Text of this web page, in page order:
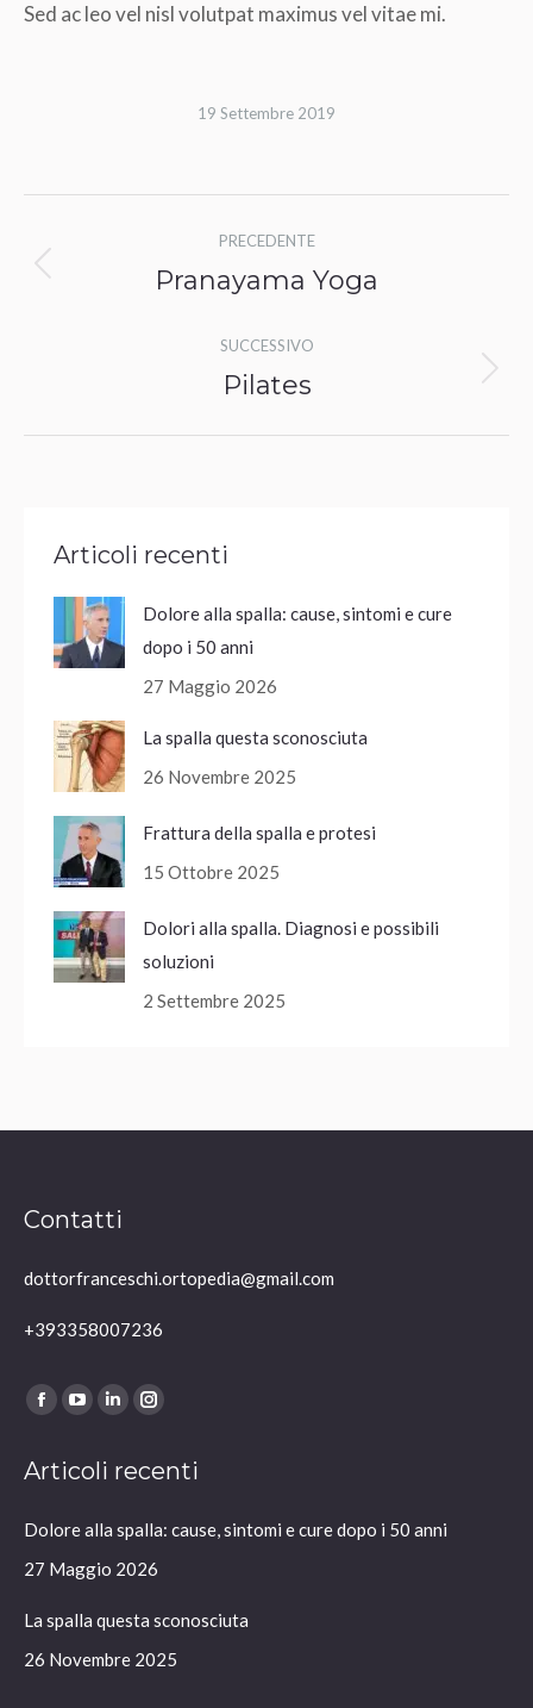
Sed ac leo vel nisl volutpat maximus vel vitae mi.
19 Settembre 2019
di
PRECEDENTE
Album
Pranayama Yoga
SUCCESSIVO
Album
Pilates
Articoli recenti
Dolore alla spalla: cause, sintomi e cure
dopo i 50 anni
27 Maggio 2026
La spalla questa sconosciuta
26 Novembre 2025
Frattura della spalla e protesi
15 Ottobre 2025
Dolori alla spalla. Diagnosi e possibili
soluzioni
2 Settembre 2025
Contatti
dottorfranceschi.ortopedia@gmail.com
+393358007236
Ci puoi trovare su:
Facebook
opens
new
window
YouTube
opens
new
window
Linkedin
opens
new
window
Instagram
opens
new
window
Articoli recenti
Dolore alla spalla: cause, sintomi e cure dopo i 50 anni
27 Maggio 2026
La spalla questa sconosciuta
26 Novembre 2025